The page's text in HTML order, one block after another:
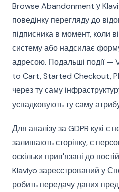
Browse Abandonment у
поведінку перегляду до
підписника в момент, коли
систему або надсилає
адресою. Подальші події
to Cart, Started Checkout,
через ту саму
успадковують ту саму
Для аналізу за GDPR кукі є
залишають сторінку, є
оскільки прив'язані до
Klaviyo зареєстрований у
робить передачу даних